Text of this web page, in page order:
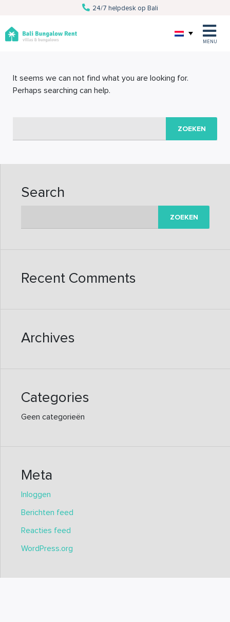
24/7 helpdesk op Bali
Persoonlijke service
Al 10 jaar Bali specialistMENU
It seems we can not find what you are looking for.
Perhaps searching can help.
Search
Recent Comments
Archives
Categories
Geen categorieën
Meta
Inloggen
Berichten feed
Reacties feed
WordPress.org